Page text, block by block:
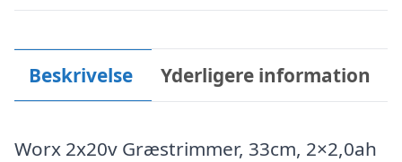
Beskrivelse Yderligere information
Worx 2x20v Græstrimmer, 33cm, 2×2,0ah